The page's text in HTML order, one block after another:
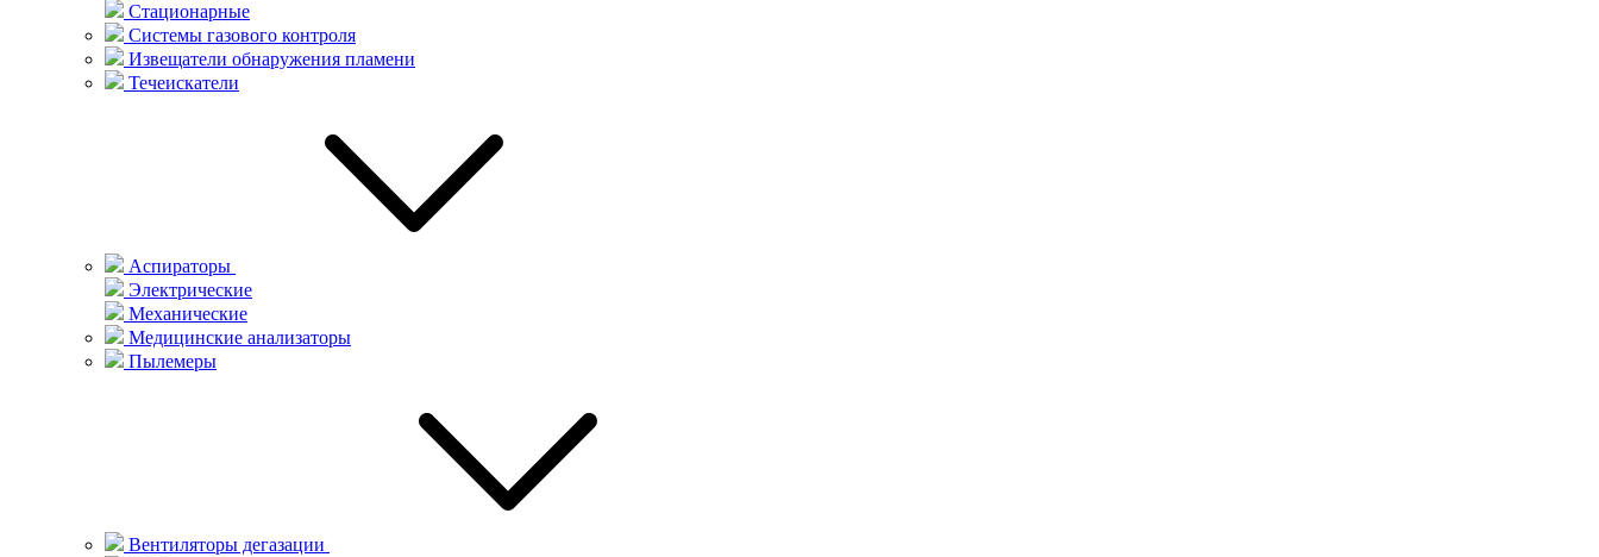
Стационарные
Системы газового контроля
Извещатели обнаружения пламени
Течеискатели
Аспираторы
Электрические
Механические
Медицинские анализаторы
Пылемеры
Вентиляторы дегазации